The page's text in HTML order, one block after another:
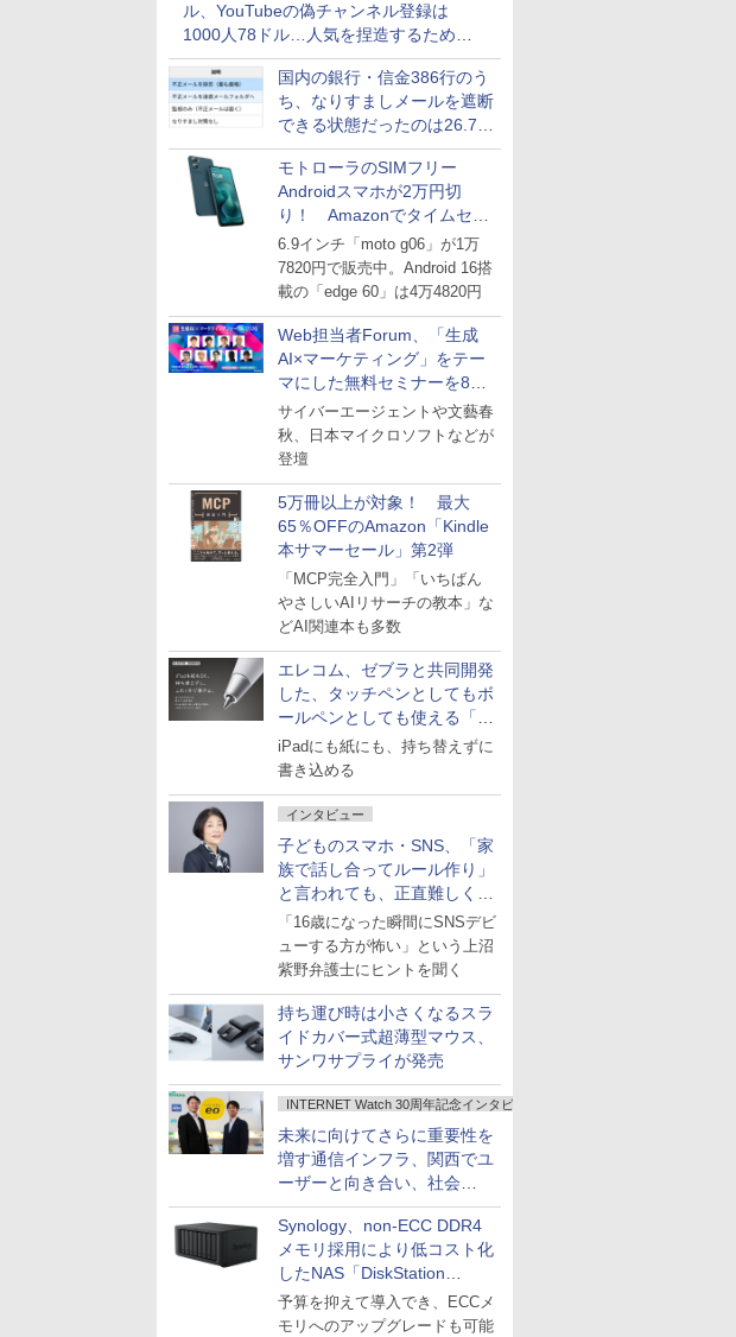
ル、YouTubeの偽チャンネル登録は
1000人78ドル…人気を捏造するための
価格リストが公開中
国内の銀行・信金386行のう
ち、なりすましメールを遮断
できる状態だったのは26.7％
にとどまる～GMOブランド
セキュリティ調査
モトローラのSIMフリー
Androidスマホが2万円切
り！ Amazonでタイムセー
ル
6.9インチ「moto g06」が1万
7820円で販売中。Android 16搭
載の「edge 60」は4万4820円
Web担当者Forum、「生成
AI×マーケティング」をテー
マにした無料セミナーを8月
27日にオンライン開催
サイバーエージェントや文藝春
秋、日本マイクロソフトなどが
登壇
5万冊以上が対象！ 最大
65％OFFのAmazon「Kindle
本サマーセール」第2弾
「MCP完全入門」「いちばん
やさしいAIリサーチの教本」な
どAI関連本も多数
エレコム、ゼブラと共同開発
した、タッチペンとしてもボ
ールペンとしても使える「ス
タイラスツーウェイ」発売
iPadにも紙にも、持ち替えずに
書き込める
インタビュー
子どものスマホ・SNS、「家
族で話し合ってルール作り」
と言われても、正直難しくな
いですか？
「16歳になった瞬間にSNSデビ
ューする方が怖い」という上沼
紫野弁護士にヒントを聞く
持ち運び時は小さくなるスラ
イドカバー式超薄型マウス、
サンワサプライが発売
INTERNET Watch 30周年記念インタビュー
未来に向けてさらに重要性を
増す通信インフラ、関西でユ
ーザーと向き合い、社会
の“あたらしい”を起動し続け
る～オプテージ
Synology、non-ECC DDR4
メモリ採用により低コスト化
したNAS「DiskStation
neo+」シリーズ
予算を抑えて導入でき、ECCメ
モリへのアップグレードも可能